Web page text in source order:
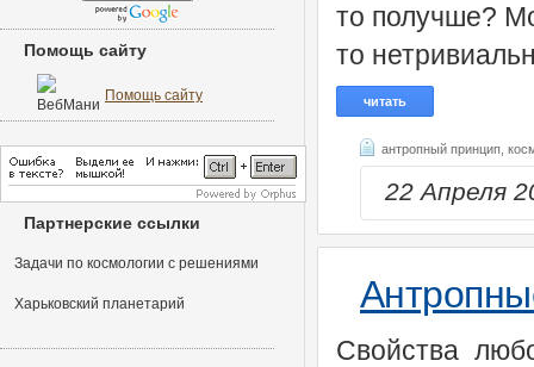
то получше?
то
читать
антропный принцип,
22 Апреля
Свойства
Помощь сайту
Помощь сайту
Партнерские ссылки
Задачи по космологии с решениями
Харьковский планетарий